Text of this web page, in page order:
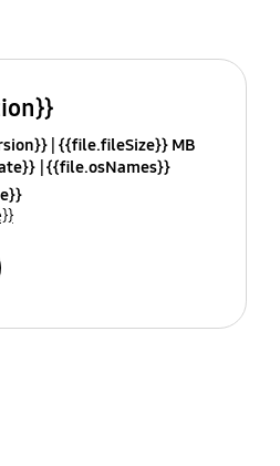
{{file.fileSize}} MB
{{file.osNames}}